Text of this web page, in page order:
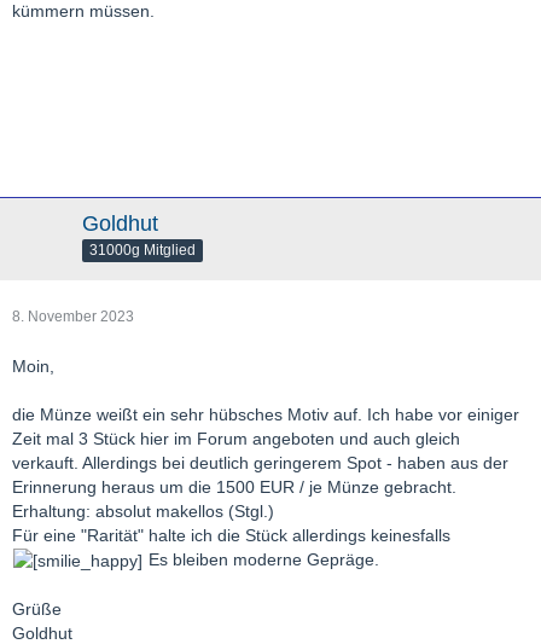
kümmern müssen.
Goldhut
31000g Mitglied
8. November 2023
Moin,
die Münze weißt ein sehr hübsches Motiv auf. Ich habe vor einiger
Zeit mal 3 Stück hier im Forum angeboten und auch gleich
verkauft. Allerdings bei deutlich geringerem Spot - haben aus der
Erinnerung heraus um die 1500 EUR / je Münze gebracht.
Erhaltung: absolut makellos (Stgl.)
Für eine "Rarität" halte ich die Stück allerdings keinesfalls
Es bleiben moderne Gepräge.
Grüße
Goldhut